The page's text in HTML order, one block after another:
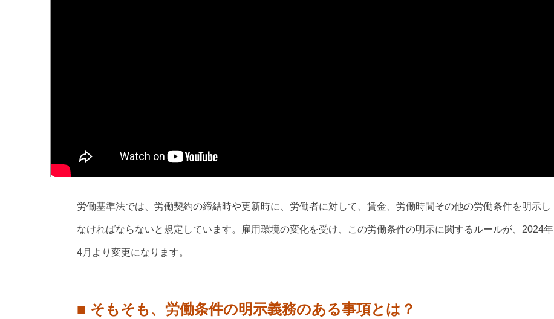
労働基準法では、労働契約の締結時や更新時に、労働者に対して、賃金、労働時間その他の労働条件を明示し
なければならないと規定しています。雇用環境の変化を受け、この労働条件の明示に関するルールが、2024年
4月より変更になります。
■ そもそも、労働条件の明示義務のある事項とは？